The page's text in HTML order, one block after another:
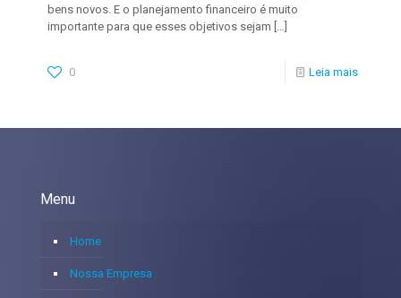
bens novos. E o planejamento financeiro é muito
importante para que esses objetivos sejam […]
0 Leia mais
Menu
Home
Nossa Empresa